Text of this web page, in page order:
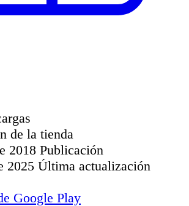
de la tienda
2018 Publicación
2025 Última actualización
Google Play